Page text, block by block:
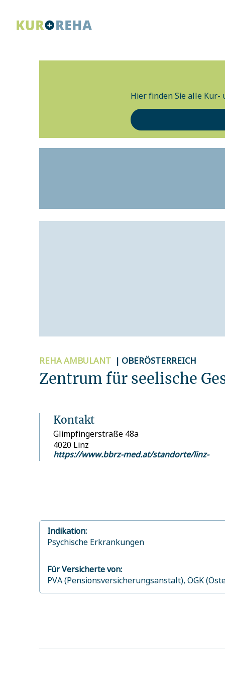
Hier finden Sie alle Kur-
REHAAMBULANT | OBERÖSTERREICH
Zentrum für seelische
Kontakt
Glimpfingerstraße 48a
4020 Linz
https://www.bbrz-med.at/standorte/linz-
Indikation:
Psychische Erkrankungen
Für Versicherte von:
PVA (Pensionsversicherungsanstalt), ÖGK